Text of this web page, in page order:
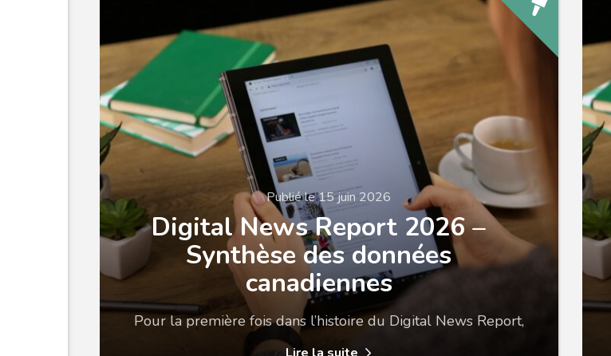
Publié le 15 juin 2026
Digital News Report 2026 –
Synthèse des données
canadiennes
Pour la première fois dans l’histoire du Digital News Report,